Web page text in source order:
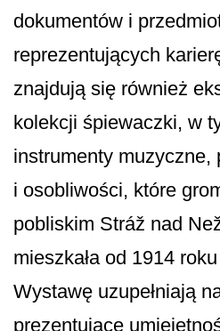
dokumentów i
reprezentujących
znajdują się również
kolekcji śpiewaczki, w
instrumenty muzyczne,
i osobliwości, które
pobliskim Stráž nad
mieszkała od 1914
Wystawę uzupełniają
prezentujące